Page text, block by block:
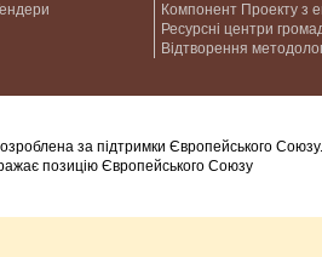
Компонент Проекту з
Ресурсні центри
Відтворення
за підтримки Європейського Союзу.
позицію Європейського Союзу